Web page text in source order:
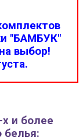
"БАМБУК"
выбор!
и более
белья: